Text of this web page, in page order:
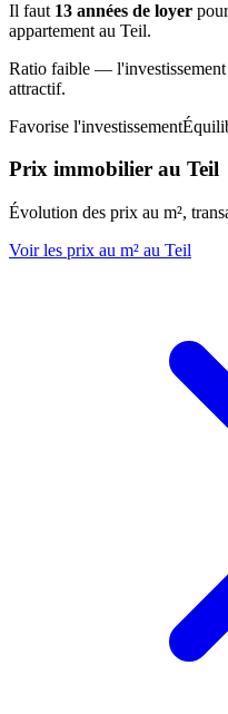
Il faut 13 années de loyer
appartement au Teil.
Ratio faible —
attractif.
Favorise l'investissement
Prix immobilier au Teil
Évolution des prix au m²,
Voir les prix au m² au Teil